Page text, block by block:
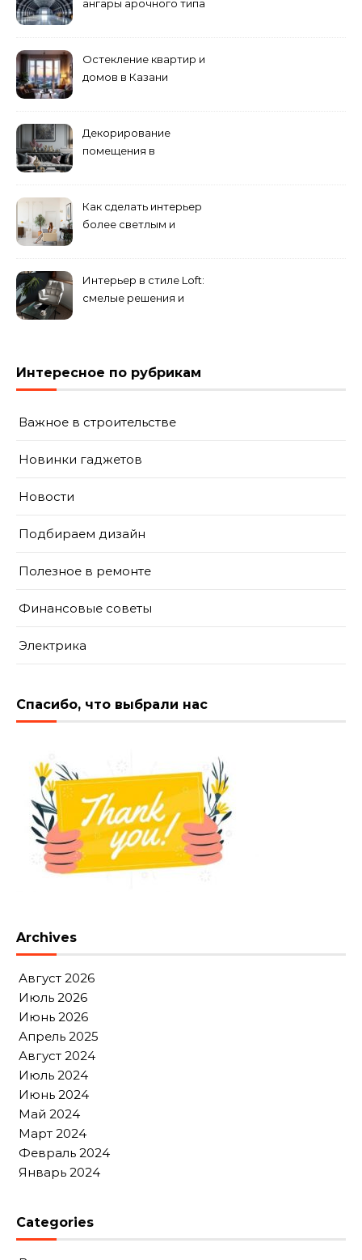
ангары арочного типа
Остекление квартир и
домов в Казани
Декорирование
помещения в
направлений для создания
уникального комплекса
Как сделать интерьер
более светлым и
помещения
Интерьер в стиле Loft:
смелые решения и
Интересное по рубрикам
Важное в строительстве
Новинки гаджетов
Новости
Подбираем дизайн
Полезное в ремонте
Финансовые советы
Электрика
Спасибо, что выбрали нас
Archives
Август 2026
Июль 2026
Июнь 2026
Апрель 2025
Август 2024
Июль 2024
Июнь 2024
Май 2024
Март 2024
Февраль 2024
Январь 2024
Categories